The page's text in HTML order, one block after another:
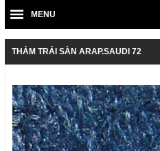
MENU
THẢM TRẢI SÀN ARAP.SAUDI 72